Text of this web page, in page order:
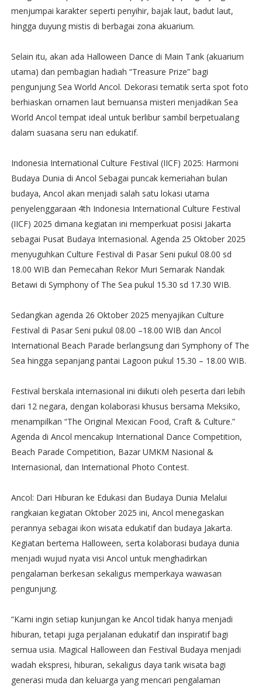
menjumpai karakter seperti penyihir, bajak laut, badut laut,
hingga duyung mistis di berbagai zona akuarium.
Selain itu, akan ada Halloween Dance di Main Tank (akuarium
utama) dan pembagian hadiah “Treasure Prize” bagi
pengunjung Sea World Ancol. Dekorasi tematik serta spot foto
berhiaskan ornamen laut bernuansa misteri menjadikan Sea
World Ancol tempat ideal untuk berlibur sambil berpetualang
dalam suasana seru nan edukatif.
Indonesia International Culture Festival (IICF) 2025: Harmoni
Budaya Dunia di Ancol Sebagai puncak kemeriahan bulan
budaya, Ancol akan menjadi salah satu lokasi utama
penyelenggaraan 4th Indonesia International Culture Festival
(IICF) 2025 dimana kegiatan ini memperkuat posisi Jakarta
sebagai Pusat Budaya Internasional. Agenda 25 Oktober 2025
menyuguhkan Culture Festival di Pasar Seni pukul 08.00 sd
18.00 WIB dan Pemecahan Rekor Muri Semarak Nandak
Betawi di Symphony of The Sea pukul 15.30 sd 17.30 WIB.
Sedangkan agenda 26 Oktober 2025 menyajikan Culture
Festival di Pasar Seni pukul 08.00 –18.00 WIB dan Ancol
International Beach Parade berlangsung dari Symphony of The
Sea hingga sepanjang pantai Lagoon pukul 15.30 – 18.00 WIB.
Festival berskala internasional ini diikuti oleh peserta dari lebih
dari 12 negara, dengan kolaborasi khusus bersama Meksiko,
menampilkan “The Original Mexican Food, Craft & Culture.”
Agenda di Ancol mencakup International Dance Competition,
Beach Parade Competition, Bazar UMKM Nasional &
Internasional, dan International Photo Contest.
Ancol: Dari Hiburan ke Edukasi dan Budaya Dunia Melalui
rangkaian kegiatan Oktober 2025 ini, Ancol menegaskan
perannya sebagai ikon wisata edukatif dan budaya Jakarta.
Kegiatan bertema Halloween, serta kolaborasi budaya dunia
menjadi wujud nyata visi Ancol untuk menghadirkan
pengalaman berkesan sekaligus memperkaya wawasan
pengunjung.
“Kami ingin setiap kunjungan ke Ancol tidak hanya menjadi
hiburan, tetapi juga perjalanan edukatif dan inspiratif bagi
semua usia. Magical Halloween dan Festival Budaya menjadi
wadah ekspresi, hiburan, sekaligus daya tarik wisata bagi
generasi muda dan keluarga yang mencari pengalaman